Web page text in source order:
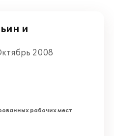
и
2008
рабочих мест